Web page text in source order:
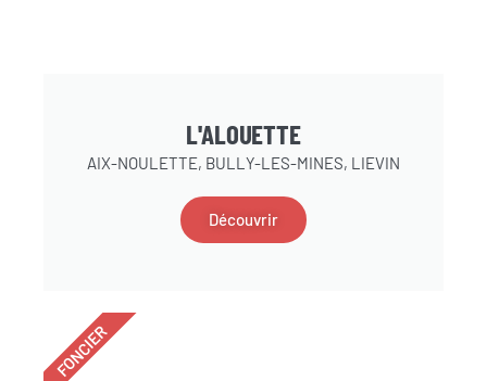
L'ALOUETTE
AIX-NOULETTE, BULLY-LES-MINES, LIEVIN
Découvrir
FONCIER